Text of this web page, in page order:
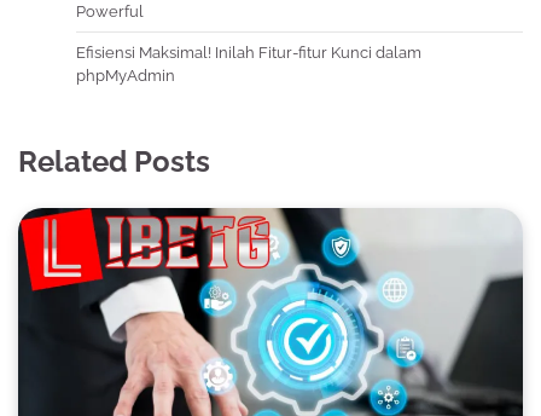
Powerful
Efisiensi Maksimal! Inilah Fitur-fitur Kunci dalam
phpMyAdmin
Related Posts